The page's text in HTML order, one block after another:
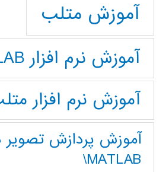
آموزش متلب
آموزش نرم افزار MATLAB
آموزش نرم افزار
آموزش پردازش تصوير
MATLAB\